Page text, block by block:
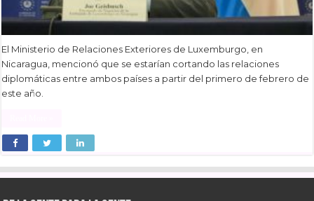
El Ministerio de Relaciones Exteriores de Luxemburgo, en
Nicaragua, mencionó que se estarían cortando las relaciones
diplomáticas entre ambos países a partir del primero de febrero de
este año.